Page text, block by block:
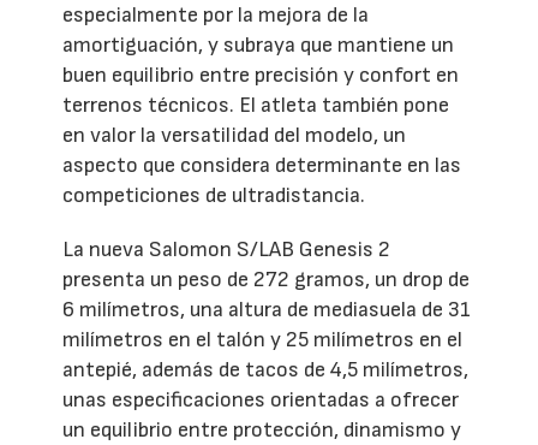
especialmente por la mejora de la
amortiguación, y subraya que mantiene un
buen equilibrio entre precisión y confort en
terrenos técnicos. El atleta también pone
en valor la versatilidad del modelo, un
aspecto que considera determinante en las
competiciones de ultradistancia.
La nueva Salomon S/LAB Genesis 2
presenta un peso de 272 gramos, un drop de
6 milímetros, una altura de mediasuela de 31
milímetros en el talón y 25 milímetros en el
antepié, además de tacos de 4,5 milímetros,
unas especificaciones orientadas a ofrecer
un equilibrio entre protección, dinamismo y